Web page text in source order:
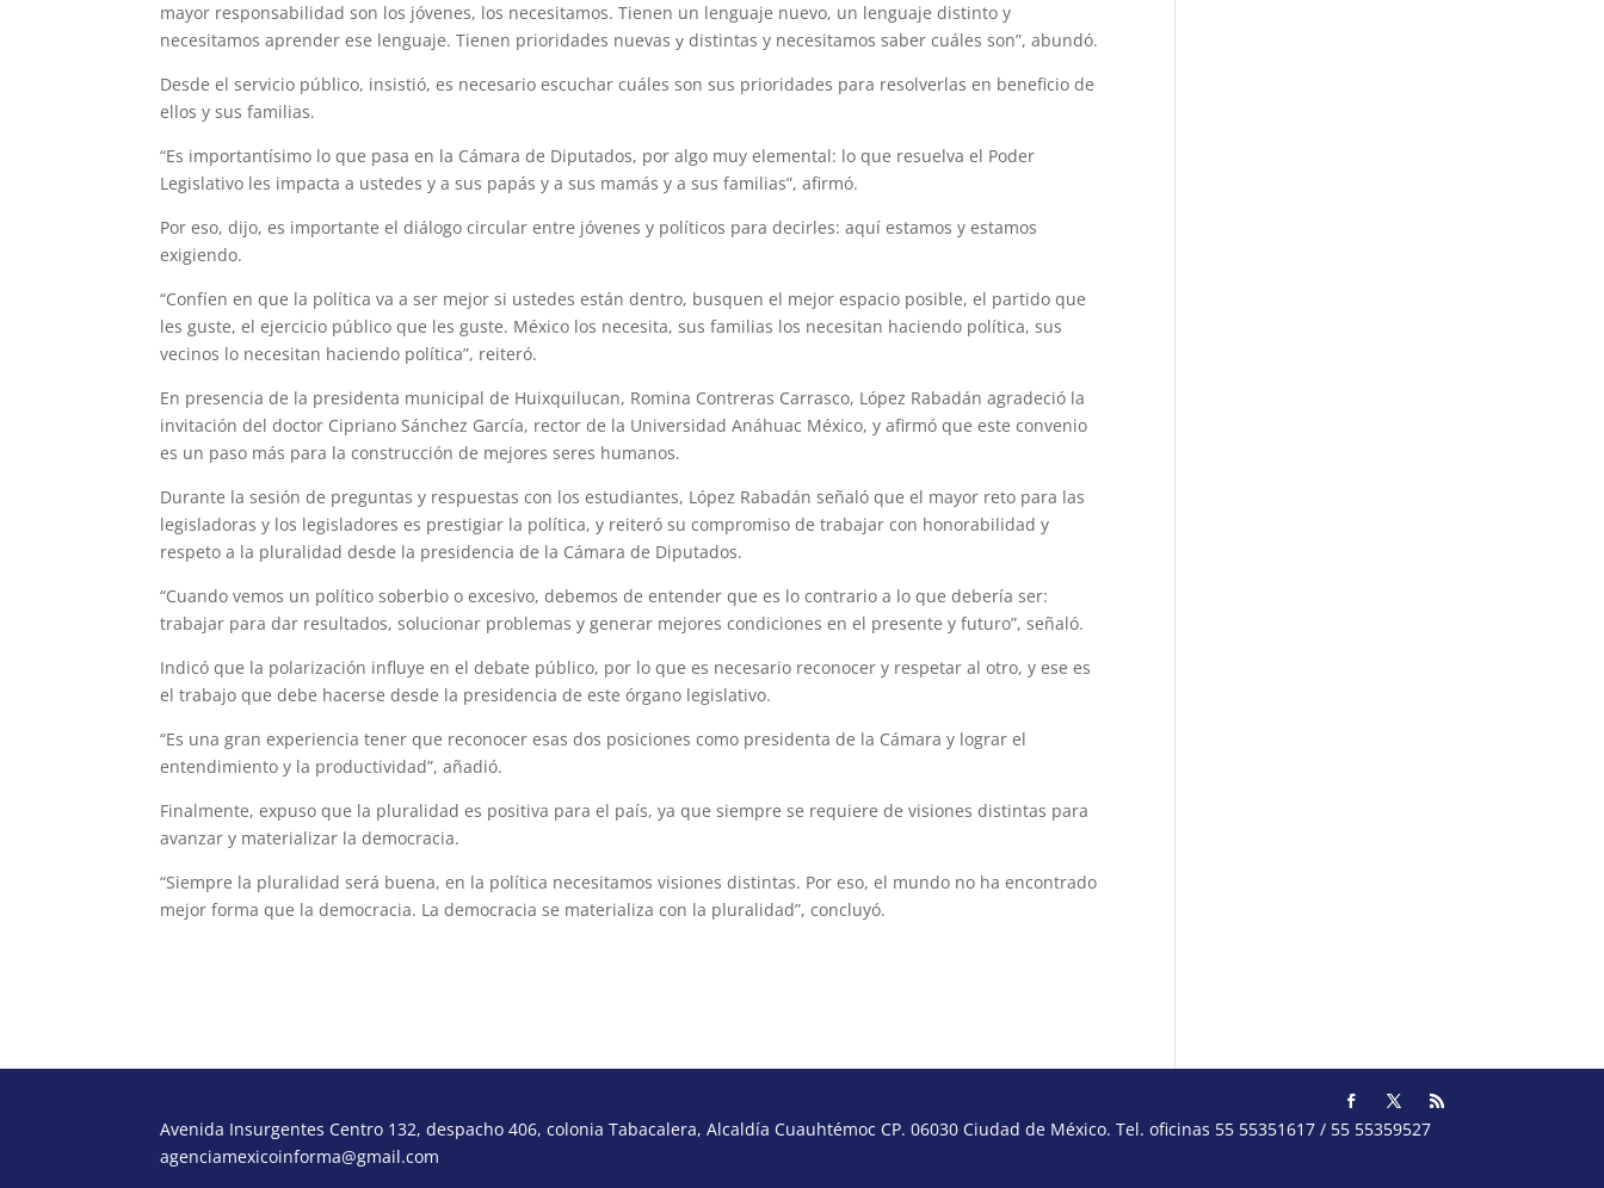
mayor responsabilidad son los jóvenes, los necesitamos. Tienen un lenguaje nuevo, un lenguaje distinto y
necesitamos aprender ese lenguaje. Tienen prioridades nuevas у distintas y necesitamos saber cuáles son”, abundó.
Desde el servicio público, insistió, es necesario escuchar cuáles son sus prioridades para resolverlas en beneficio de
ellos y sus familias.
“Es importantísimo lo que pasa en la Cámara de Diputados, por algo muy elemental: lo que resuelva el Poder
Legislativo les impacta a ustedes y a sus papás y a sus mamás y a sus familias”, afirmó.
Por eso, dijo, es importante el diálogo circular entre jóvenes y políticos para decirles: aquí estamos y estamos
exigiendo.
“Confíen en que la política va a ser mejor si ustedes están dentro, busquen el mejor espacio posible, el partido que
les guste, el ejercicio público que les guste. México los necesita, sus familias los necesitan haciendo política, sus
vecinos lo necesitan haciendo política”, reiteró.
En presencia de la presidenta municipal de Huixquilucan, Romina Contreras Carrasco, López Rabadán agradeció la
invitación del doctor Cipriano Sánchez García, rector de la Universidad Anáhuac México, y afirmó que este convenio
es un paso más para la construcción de mejores seres humanos.
Durante la sesión de preguntas y respuestas con los estudiantes, López Rabadán señaló que el mayor reto para las
legisladoras y los legisladores es prestigiar la política, y reiteró su compromiso de trabajar con honorabilidad y
respeto a la pluralidad desde la presidencia de la Cámara de Diputados.
“Cuando vemos un político soberbio o excesivo, debemos de entender que es lo contrario a lo que debería ser:
trabajar para dar resultados, solucionar problemas y generar mejores condiciones en el presente y futuro”, señaló.
Indicó que la polarización influye en el debate público, por lo que es necesario reconocer y respetar al otro, y ese es
el trabajo que debe hacerse desde la presidencia de este órgano legislativo.
“Es una gran experiencia tener que reconocer esas dos posiciones como presidenta de la Cámara y lograr el
entendimiento y la productividad”, añadió.
Finalmente, expuso que la pluralidad es positiva para el país, ya que siempre se requiere de visiones distintas para
avanzar y materializar la democracia.
“Siempre la pluralidad será buena, en la política necesitamos visiones distintas. Por eso, el mundo no ha encontrado
mejor forma que la democracia. La democracia se materializa con la pluralidad”, concluyó.
Avenida Insurgentes Centro 132, despacho 406, colonia Tabacalera, Alcaldía Cuauhtémoc CP. 06030 Ciudad de México. Tel. oficinas 55 55351617 / 55 55359527
agenciamexicoinforma@gmail.com